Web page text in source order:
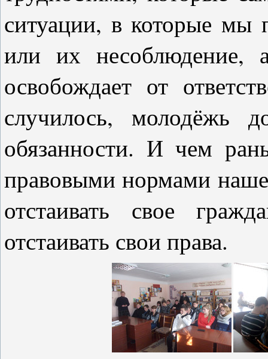
ситуации, в которые мы
или их несоблюдение,
освобождает от
случилось, молодёжь
обязанности. И чем
правовыми нормами
отстаивать свое
отстаивать свои права.